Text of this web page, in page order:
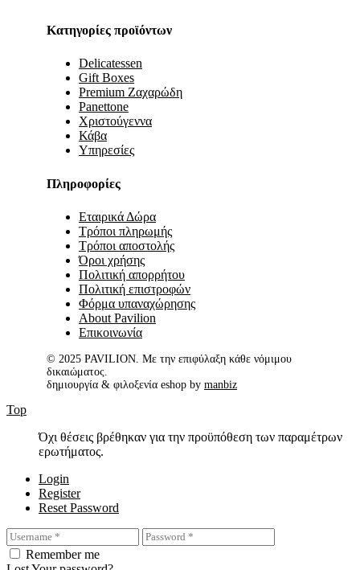
Κατηγορίες προϊόντων
Delicatessen
Gift Boxes
Premium Ζαχαρώδη
Panettone
Χριστούγεννα
Κάβα
Υπηρεσίες
Πληροφορίες
Εταιρικά Δώρα
Τρόποι πληρωμής
Τρόποι αποστολής
Όροι χρήσης
Πολιτική απορρήτου
Πολιτική επιστροφών
Φόρμα υπαναχώρησης
About Pavilion
Επικοινωνία
© 2025 PAVILION. Με την επιφύλαξη κάθε νόμιμου
δικαιώματος.
δημιουργία & φιλοξενία eshop by manbiz
Top
Όχι θέσεις βρέθηκαν για την προϋπόθεση των παραμέτρων
ερωτήματος.
Login
Register
Reset Password
Remember me